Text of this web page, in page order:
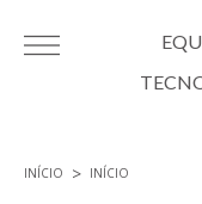
INÍCIO INÍCIO